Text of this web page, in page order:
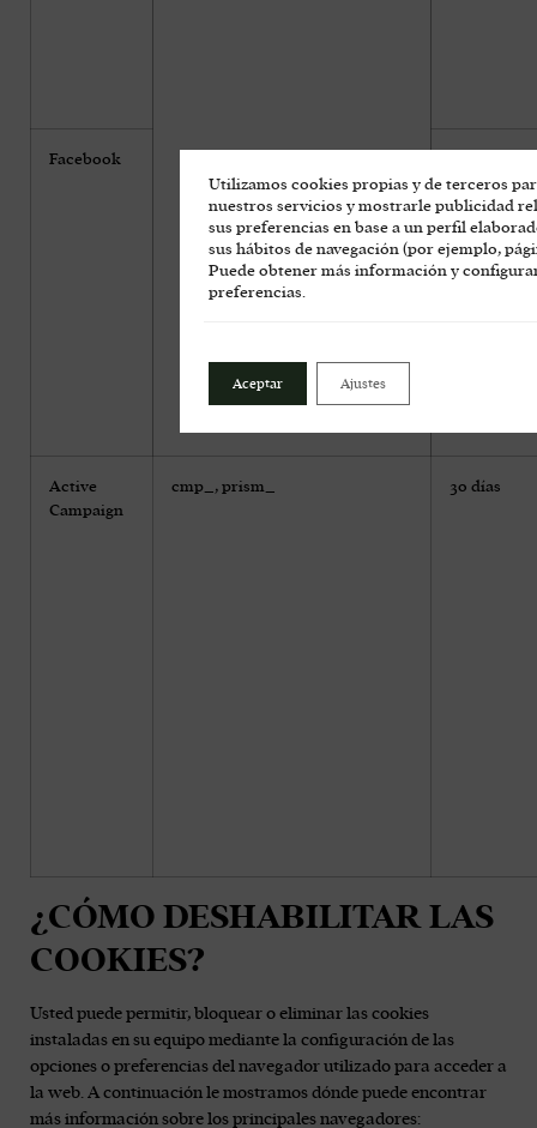
Facebook
Active
Campaign
cmp_, prism_ 30 días
¿CÓMO DESHABILITAR LAS
COOKIES?
Usted puede permitir, bloquear o eliminar las cookies
instaladas en su equipo mediante la configuración de las
opciones o preferencias del navegador utilizado para acceder a
la web. A continuación le mostramos dónde puede encontrar
más información sobre los principales navegadores:
Utilizamos cookies propias y de terceros
nuestros servicios y mostrarle publicidad
sus preferencias en base a un perfil
sus hábitos de navegación (por ejemplo,
Puede obtener más información y
preferencias.
Aceptar Ajustes